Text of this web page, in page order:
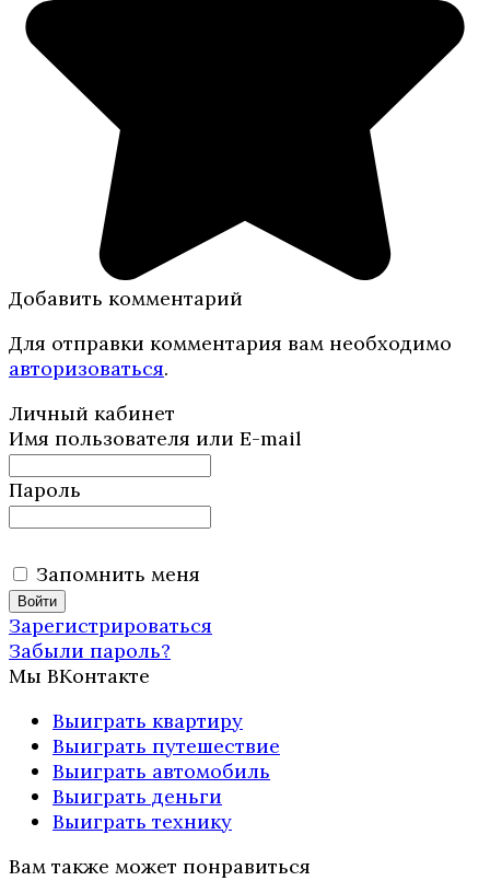
Добавить комментарий
Для отправки комментария вам необходимо
авторизоваться.
Личный кабинет
Имя пользователя или E-mail
Пароль
Запомнить меня
Зарегистрироваться
Забыли пароль?
Мы ВКонтакте
Выиграть квартиру
Выиграть путешествие
Выиграть автомобиль
Выиграть деньги
Выиграть технику
Вам также может понравиться